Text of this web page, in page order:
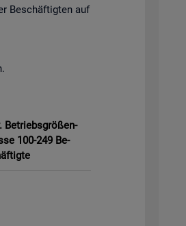
Be­schäf­tig­ten auf
Be­triebs­grö­ßen­
100-249 Be­